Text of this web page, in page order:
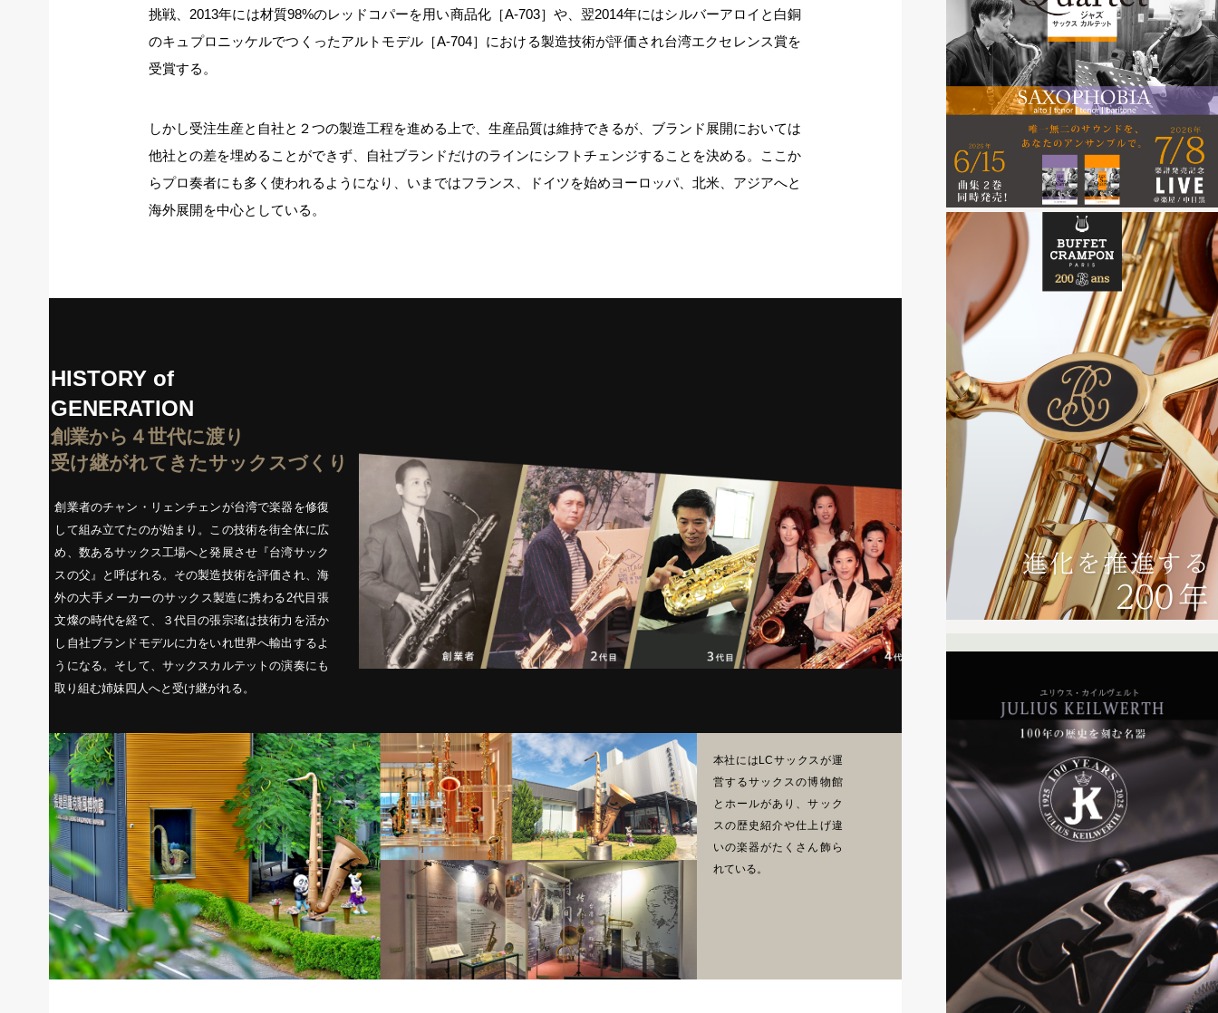
挑戦、2013年には材質98%のレッドコパーを用い商品化［A-703］や、翌2014年にはシルバーアロイと白銅
のキュプロニッケルでつくったアルトモデル［A-704］における製造技術が評価され台湾エクセレンス賞を
受賞する。
しかし受注生産と自社と２つの製造工程を進める上で、生産品質は維持できるが、ブランド展開においては
他社との差を埋めることができず、自社ブランドだけのラインにシフトチェンジすることを決める。ここか
らプロ奏者にも多く使われるようになり、いまではフランス、ドイツを始めヨーロッパ、北米、アジアへと
海外展開を中心としている。
HISTORY of
GENERATION
創業から４世代に渡り
受け継がれてきたサックスづくり
創業者のチャン・リェンチェンが台湾で楽器を修復
して組み立てたのが始まり。この技術を街全体に広
め、数あるサックス工場へと発展させ『台湾サック
スの父』と呼ばれる。その製造技術を評価され、海
外の大手メーカーのサックス製造に携わる2代目張
文燦の時代を経て、３代目の張宗瑤は技術力を活か
し自社ブランドモデルに力をいれ世界へ輸出するよ
うになる。そして、サックスカルテットの演奏にも
取り組む姉妹四人へと受け継がれる。
本社にはLCサックスが運
営するサックスの博物館
とホールがあり、サック
スの歴史紹介や仕上げ違
いの楽器がたくさん飾ら
れている。